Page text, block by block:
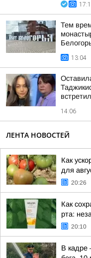
Тем
13:04
14:06
ЛЕНТА НОВОСТЕЙ
Как
для
20:26
Как
рта:
20:10
В кадре